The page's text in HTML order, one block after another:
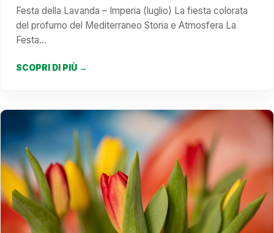
Festa della Lavanda – Imperia (luglio) La fiesta colorata
del profumo del Mediterraneo Storia e Atmosfera La
Festa…
SCOPRI DI PIÙ →